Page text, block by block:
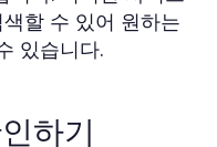
할 수 있어 원하는
있습니다.
하기